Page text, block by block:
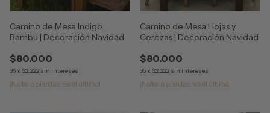
Camino de Mesa Indigo
Bambu | Decoración Navidad
$80.000
36x $2.222 sin intereses
¡No te lo pierdas, es el último!
Camino de Mesa Hojas y
Cerezas | Decoración Navidad
$80.000
36x $2.222 sin intereses
¡No te lo pierdas, es el último!